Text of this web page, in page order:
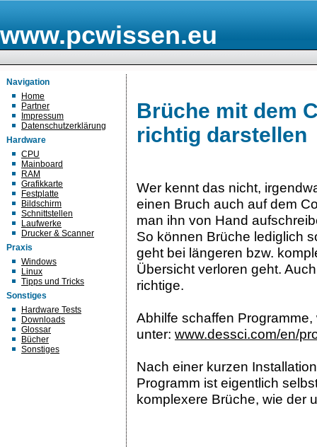
www.pcwissen.eu
Navigation
Home
Partner
Impressum
Datenschutzerklärung
Hardware
CPU
Mainboard
RAM
Grafikkarte
Festplatte
Bildschirm
Schnittstellen
Laufwerke
Drucker & Scanner
Praxis
Windows
Linux
Tipps und Tricks
Sonstiges
Hardware Tests
Downloads
Glossar
Bücher
Sonstiges
Brüche mit dem
richtig darstellen
Wer kennt das nicht,
einen Bruch auch auf dem
man ihn von Hand
So können Brüche lediglich
geht bei längeren bzw.
Übersicht verloren geht.
richtige.
Abhilfe schaffen
unter: www.dessci.com/en/
Nach einer kurzen
Programm ist eigentlich
komplexere Brüche, wie der